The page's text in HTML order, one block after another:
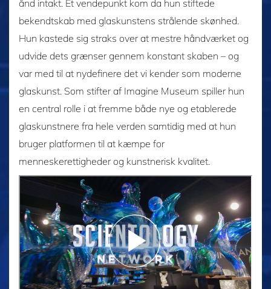
ånd intakt. Et vendepunkt kom da hun stiftede
bekendtskab med glaskunstens strålende skønhed.
Hun kastede sig straks over at mestre håndværket og
udvide dets grænser gennem konstant skaben – og
var med til at nydefinere det vi kender som moderne
glaskunst. Som stifter af Imagine Museum spiller hun
en central rolle i at fremme både nye og etablerede
glaskunstnere fra hele verden samtidig med at hun
bruger platformen til at kæmpe for
menneskerettigheder og kunstnerisk kvalitet.